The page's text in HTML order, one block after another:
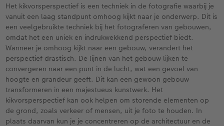
Het kikvorsperspectief is een techniek in de fotografie waarbij je
vanuit een laag standpunt omhoog kijkt naar je onderwerp. Dit is
een veelgebruikte techniek bij het fotograferen van gebouwen,
omdat het een uniek en indrukwekkend perspectief biedt.
Wanneer je omhoog kijkt naar een gebouw, verandert het
perspectief drastisch. De lijnen van het gebouw lijken te
convergeren naar een punt in de lucht, wat een gevoel van
hoogte en grandeur geeft. Dit kan een gewoon gebouw
transformeren in een majestueus kunstwerk. Het
kikvorsperspectief kan ook helpen om storende elementen op
de grond, zoals verkeer of mensen, uit je foto te houden. In
plaats daarvan kun je je concentreren op de architectuur en de